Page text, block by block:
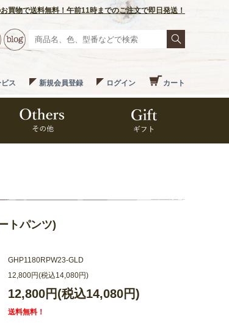
買物で送料無料！午前11時までのご注文で即日発送！
ス 新規会員登録 ログイン カート
トパンツ)
GHP1180RPW23-GLD
12,800円(税込14,080円)
12,800円(税込14,080円)
送料無料！